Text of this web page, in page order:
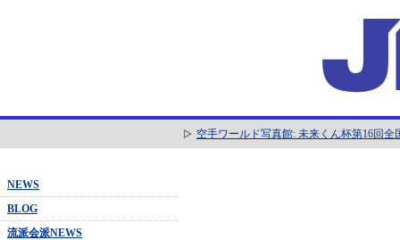
空手ワールド写真館: 未来くん杯第16回
NEWS
BLOG
流派会派NEWS